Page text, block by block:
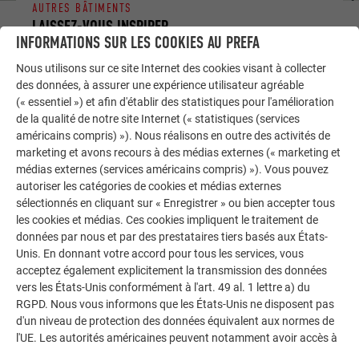
LAISSEZ-VOUS INSPIRER
AUTRES BÂTIMENTS
La galerie de références PREFA démontre la
polyvalence de l’aluminium. Découvrez d’autres projets
impressionnants avec les solutions en aluminium
durables de PREFA pour toitures, systèmes solaires et
façades.
VOIR DAVANTAGE DE RÉFÉRENCES
INFORMATIONS SUR LES COOKIES AU PREFA
Nous utilisons sur ce site Internet des cookies visant à collecter
des données, à assurer une expérience utilisateur agréable
(« essentiel ») et afin d'établir des statistiques pour l'amélioration
de la qualité de notre site Internet (« statistiques (services
américains compris) »). Nous réalisons en outre des activités de
marketing et avons recours à des médias externes (« marketing et
médias externes (services américains compris) »). Vous pouvez
autoriser les catégories de cookies et médias externes
sélectionnés en cliquant sur « Enregistrer » ou bien accepter tous
les cookies et médias. Ces cookies impliquent le traitement de
données par nous et par des prestataires tiers basés aux États-
Unis. En donnant votre accord pour tous les services, vous
acceptez également explicitement la transmission des données
vers les États-Unis conformément à l'art. 49 al. 1 lettre a) du
RGPD. Nous vous informons que les États-Unis ne disposent pas
d'un niveau de protection des données équivalent aux normes de
l'UE. Les autorités américaines peuvent notamment avoir accès à